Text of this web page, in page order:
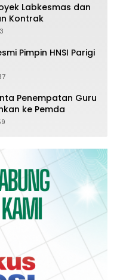
Labkesmas dan
Kontrak
Pimpin HNSI Parigi
Penempatan Guru
ke Pemda